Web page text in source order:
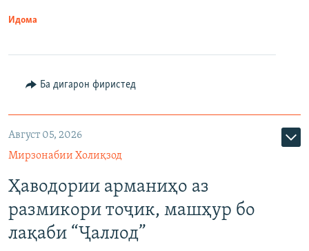
Идома
Ба дигарон фиристед
Август 05, 2026
Мирзонабии Холиқзод
Ҳаводории арманиҳо аз
размикори тоҷик, машҳур бо
лақаби “Ҷаллод”